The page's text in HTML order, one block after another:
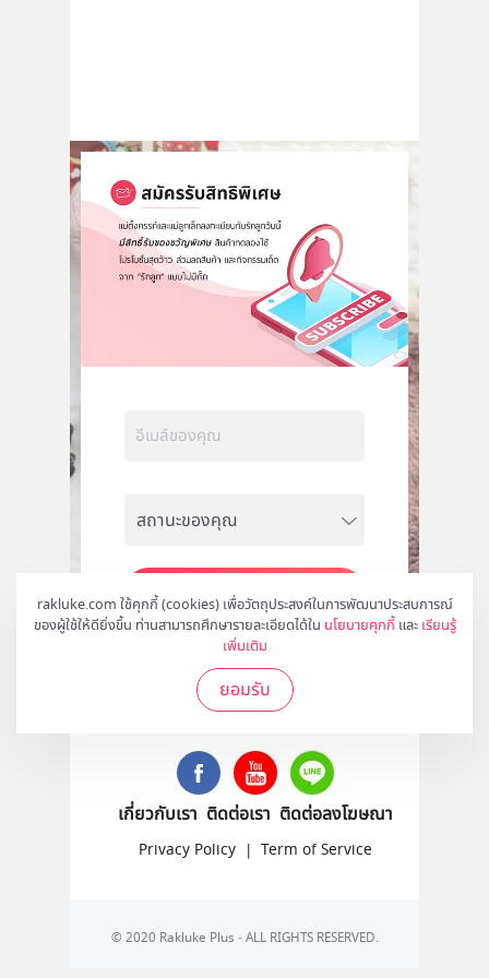
rakluke.com ใช้คุกกี้ (cookies) เพื่อวัตถุประสงค์ในการพัฒนาประสบการณ์
ของผู้ใช้ให้ดียิ่งขึ้น ท่านสามารถศึกษารายละเอียดได้ใน นโยบายคุกกี้ และ เรียนรู้
เพิ่มเติม
ยอมรับ
สมัคร
ติดตามเราได้ที่
เกี่ยวกับเรา ติดต่อเรา ติดต่อลงโฆษณา
Privacy Policy | Term of Service
© 2020 Rakluke Plus - ALL RIGHTS RESERVED.